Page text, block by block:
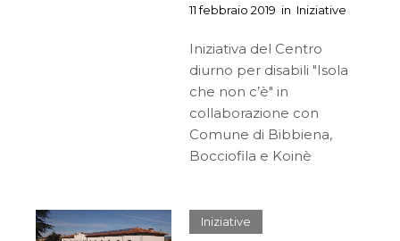
11 febbraio 2019 in Iniziative
Iniziativa del Centro
diurno per disabili "Isola
che non c’è" in
collaborazione con
Comune di Bibbiena,
Bocciofila e Koinè
Iniziative